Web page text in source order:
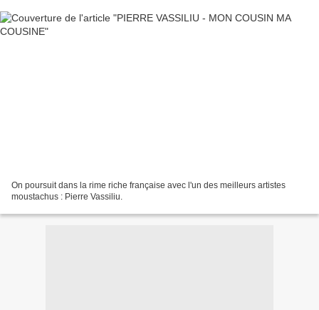
On poursuit dans la rime riche française avec l'un des meilleurs artistes
moustachus : Pierre Vassiliu.